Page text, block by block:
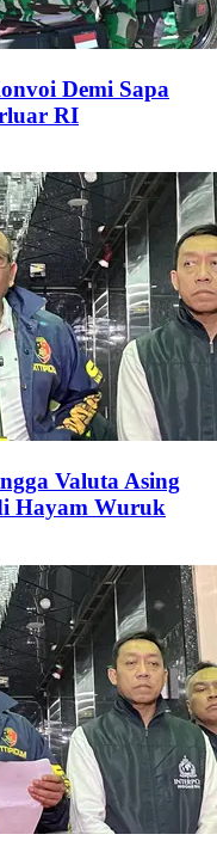
Demi Sapa
RI
Valuta Asing
Hayam Wuruk